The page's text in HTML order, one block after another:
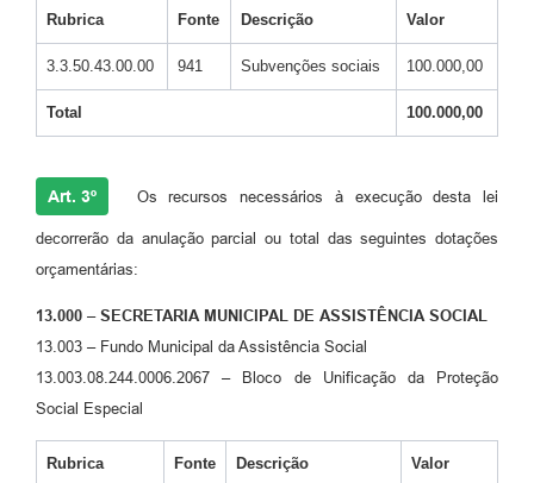
Rubrica Fonte Descrição Valor
3.3.50.43.00.00 941 Subvenções sociais 100.000,00
Total 100.000,00
Art. 3º Os recursos necessários à execução desta lei
decorrerão da anulação parcial ou total das seguintes dotações
orçamentárias:
13.000 – SECRETARIA MUNICIPAL DE ASSISTÊNCIA SOCIAL
13.003 – Fundo Municipal da Assistência Social
13.003.08.244.0006.2067 – Bloco de Unificação da Proteção
Social Especial
Rubrica Fonte Descrição Valor